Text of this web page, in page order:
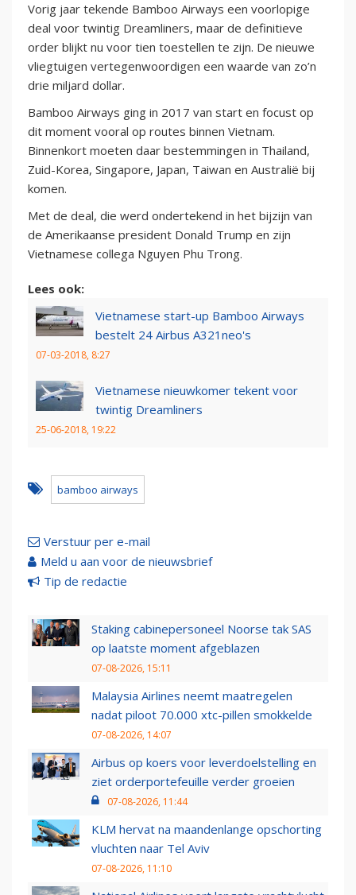
Vorig jaar tekende Bamboo Airways een voorlopige
deal voor twintig Dreamliners, maar de definitieve
order blijkt nu voor tien toestellen te zijn. De nieuwe
vliegtuigen vertegenwoordigen een waarde van zo’n
drie miljard dollar.
Bamboo Airways ging in 2017 van start en focust op
dit moment vooral op routes binnen Vietnam.
Binnenkort moeten daar bestemmingen in Thailand,
Zuid-Korea, Singapore, Japan, Taiwan en Australië bij
komen.
Met de deal, die werd ondertekend in het bijzijn van
de Amerikaanse president Donald Trump en zijn
Vietnamese collega Nguyen Phu Trong.
Lees ook:
Vietnamese start-up Bamboo Airways
bestelt 24 Airbus A321neo's
07-03-2018, 8:27
Vietnamese nieuwkomer tekent voor
twintig Dreamliners
25-06-2018, 19:22
bamboo airways
Verstuur per e-mail
Meld u aan voor de nieuwsbrief
Tip de redactie
Staking cabinepersoneel Noorse tak SAS
op laatste moment afgeblazen
07-08-2026, 15:11
Malaysia Airlines neemt maatregelen
nadat piloot 70.000 xtc-pillen smokkelde
07-08-2026, 14:07
Airbus op koers voor leverdoelstelling en
ziet orderportefeuille verder groeien
07-08-2026, 11:44
KLM hervat na maandenlange opschorting
vluchten naar Tel Aviv
07-08-2026, 11:10